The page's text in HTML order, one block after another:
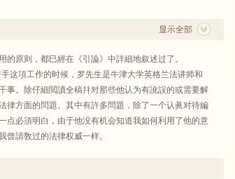
，三十年来印行不下三百余种。我们确信只有用人类创
，汇编为丛书，才能相得益彰，蔚为大观，既便于研读
辑印行了名著三百六十余种。现继续编印第十辑。到
以名著版印行。由于采用原纸型，译文末能重新校订，
别序跋予以订正或删除。读书界完全懂得要用正确的分
宜的糟粕，这一点也无需我们多说。希望海内外读书
显示全部
原则，都巳經在《引論》中詳細地叙述过了。
項工作的时候，罗先生是牛津大学英格兰法讲师和
事。除仔細閲讀全稿幷对那些他认为有訛誤的或需要解
律方面的問題。其中有許多問題，除了一个认眞对待編
点必須明白，由于他没有机会知道我如何利用了他的意
曾請敎过的法律权威一样。
津